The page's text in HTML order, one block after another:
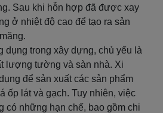
Sau khi hỗn hợp đã được xay
ở nhiệt độ cao để tạo ra sản
dụng trong xây dựng, chủ yếu là
lượng tường và sàn nhà. Xi
để sản xuất các sản phẩm
ốp lát và gạch. Tuy nhiên, việc
có những hạn chế, bao gồm chi